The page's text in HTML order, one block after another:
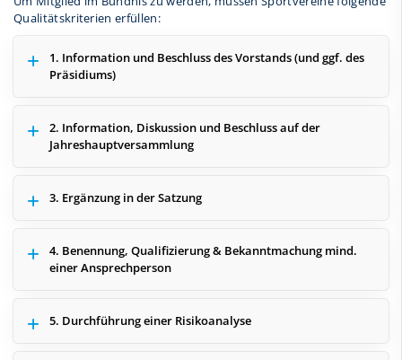
Qualitätskriterien erfüllen:
1. Information und Beschluss des Vorstands (und ggf. des
Präsidiums)
2. Information, Diskussion und Beschluss auf der
Jahreshauptversammlung
3. Ergänzung in der Satzung
4. Benennung, Qualifizierung & Bekanntmachung mind.
einer Ansprechperson
5. Durchführung einer Risikoanalyse